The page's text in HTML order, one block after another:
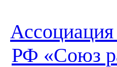
Ассоциация
РФ «Союз